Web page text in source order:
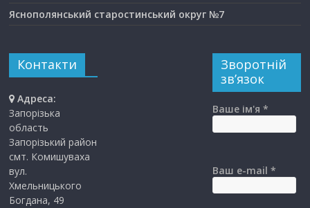
Яснополянський старостинський округ №7
Контакти
Адреса:
Запорізька
область
Запорізький район
смт. Комишуваха
вул.
Хмельницького
Богдана, 49
Зворотній
зв’язок
Ваше ім'я *
Ваш e-mail *